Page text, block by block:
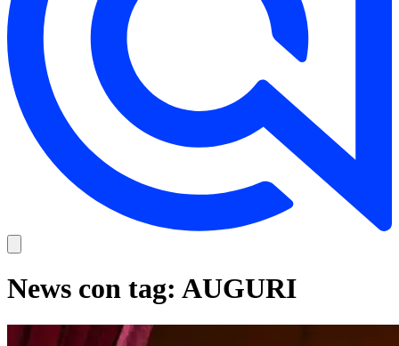
News con tag: AUGURI